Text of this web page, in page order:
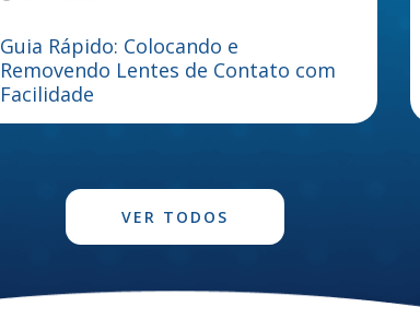
Guia Rápido: Colocando e
Removendo Lentes de Contato com
Facilidade
VER TODOS